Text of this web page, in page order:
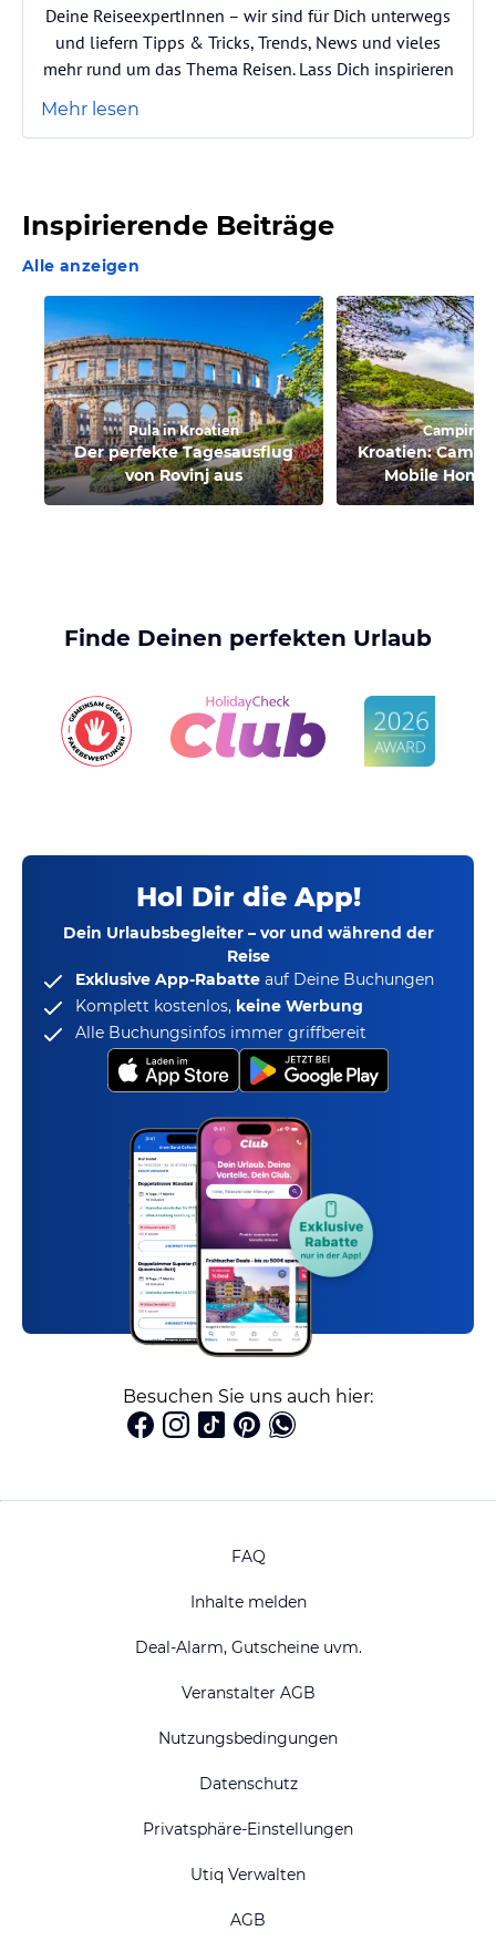
Deine ReiseexpertInnen – wir sind für Dich unterwegs
und liefern Tipps & Tricks, Trends, News und vieles
mehr rund um das Thema Reisen. Lass Dich inspirieren
Mehr lesen
Inspirierende Beiträge
Alle anzeigen
Pula in Kroatien
Der perfekte Tagesausflug
von Rovinj aus
Kroatien:
Mobile
Finde Deinen perfekten Urlaub
Hol Dir die App!
Dein Urlaubsbegleiter – vor und während der
Reise
Exklusive App-Rabatte auf Deine Buchungen
Komplett kostenlos, keine Werbung
Alle Buchungsinfos immer griffbereit
Besuchen Sie uns auch hier:
FAQ
Inhalte melden
Deal-Alarm, Gutscheine uvm.
Veranstalter AGB
Nutzungsbedingungen
Datenschutz
Privatsphäre-Einstellungen
Utiq Verwalten
AGB